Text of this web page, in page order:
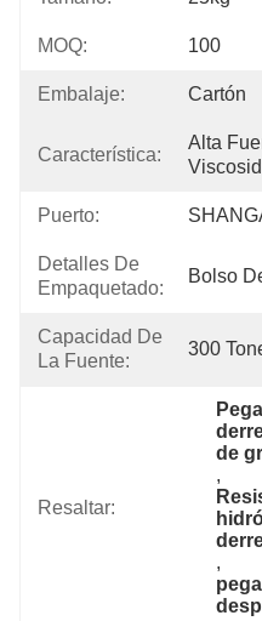
MOQ: 100
Embalaje: Cartón
Característica:
Alta
Puerto:
Detalles De
Empaquetado:
Bolso
Capacidad De
La Fuente:
300
Resaltar:
de
,
,